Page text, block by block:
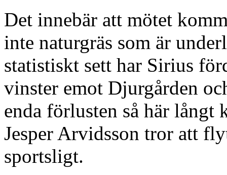
Det innebär att mötet
inte naturgräs som är
statistiskt sett har Sirius
vinster emot Djurgården
enda förlusten så här långt
Jesper Arvidsson tror att
sportsligt.